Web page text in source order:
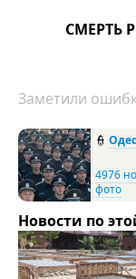
СМЕРТЬ
Заметили
👮
4976
фото
Новости по